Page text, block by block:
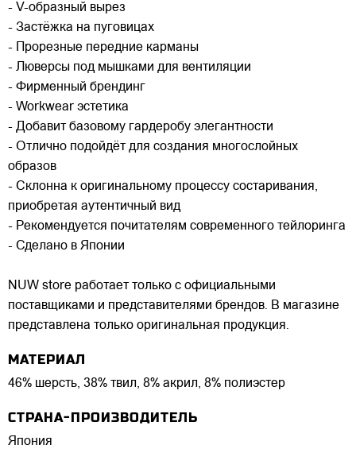
- V-образный вырез
- Застёжка на пуговицах
- Прорезные передние карманы
- Люверсы под мышками для вентиляции
- Фирменный брендинг
- Workwear эстетика
- Добавит базовому гардеробу элегантности
- Отлично подойдёт для создания многослойных
образов
- Склонна к оригинальному процессу состаривания,
приобретая аутентичный вид
- Рекомендуется почитателям современного тейлоринга
- Сделано в Японии
NUW store работает только с официальными
поставщиками и представителями брендов. В магазине
представлена только оригинальная продукция.
МАТЕРИАЛ
46% шерсть, 38% твил, 8% акрил, 8% полиэстер
СТРАНА-ПРОИЗВОДИТЕЛЬ
Япония